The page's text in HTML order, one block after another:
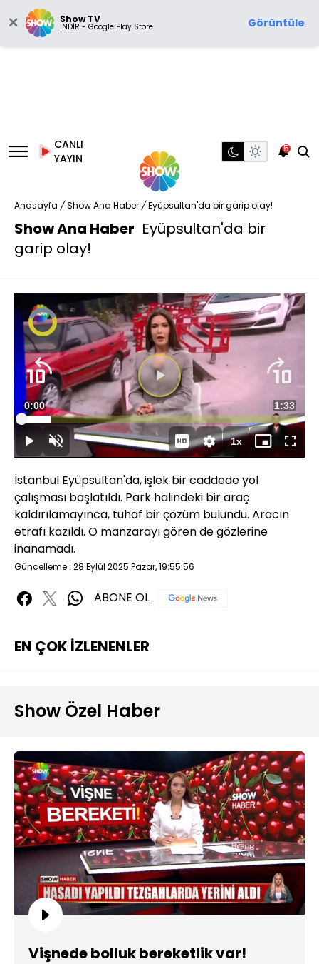
Show TV
İNDİR - Google Play Store Görüntüle
CANLI
YAYIN
5
Anasayfa / Show Ana Haber / Eyüpsultan'da bir garip olay!
Show Ana Haber Eyüpsultan'da bir
garip olay!
DuraklatSesi
Aç
Süre
0:00 Toplam
Süre
1:33
Yüklendi:
10.59%
1xOynatma
Hızı
Mini
oynatıcı
Tam
Ekran
İstanbul Eyüpsultan'da, işlek bir caddede yol
çalışması başlatıldı. Park halindeki bir araç
kaldırılamayınca, tuhaf bir çözüm bulundu. Aracın
etrafı kazıldı. O manzarayı gören de gözlerine
inanamadı.
Güncelleme : 28 Eylül 2025 Pazar, 19:55:56
ABONE OL
EN ÇOK İZLENENLER
Show Özel Haber
Vişnede bolluk bereketlik var!